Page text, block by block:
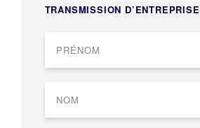
TRANSMISSION D’ENTREPRISE